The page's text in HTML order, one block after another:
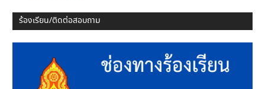
ร้องเรียน/ติดต่อสอบถาม